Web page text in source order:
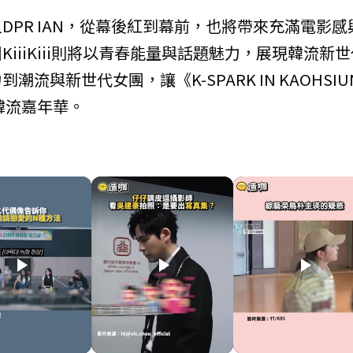
IAN，從幕後紅到幕前，也將帶來充滿電影感
則將以青春能量與話題魅力，展現韓流新
潮流與新世代女團，讓《K-SPARK IN
嘉年華。
play_arrow play_arrow play_arrow